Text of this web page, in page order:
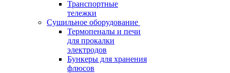
Транспортные
тележки
Сушильное оборудование
Термопеналы и печи
для прокалки
электродов
Бункеры для хранения
флюсов